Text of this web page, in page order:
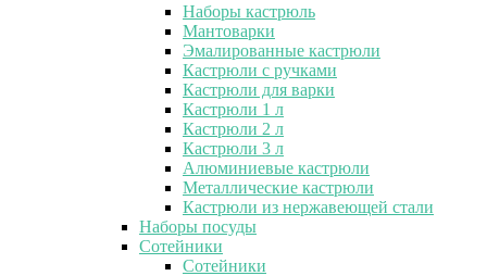
Наборы кастрюль
Мантоварки
Эмалированные кастрюли
Кастрюли с ручками
Кастрюли для варки
Кастрюли 1 л
Кастрюли 2 л
Кастрюли 3 л
Алюминиевые кастрюли
Металлические кастрюли
Кастрюли из нержавеющей стали
Наборы посуды
Сотейники
Сотейники